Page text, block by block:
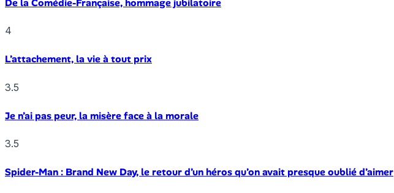
De la Comédie-Française, hommage jubilatoire
4
L’attachement, la vie à tout prix
3.5
Je n’ai pas peur, la misère face à la morale
3.5
Spider-Man : Brand New Day, le retour d’un héros qu’on avait presque oublié d’aimer